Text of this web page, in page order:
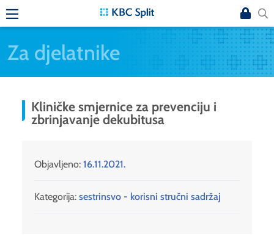
Za djelatnike
Kliničke smjernice za prevenciju i
zbrinjavanje dekubitusa
Objavljeno: 16.11.2021.
Kategorija: sestrinsvo - korisni stručni sadržaj